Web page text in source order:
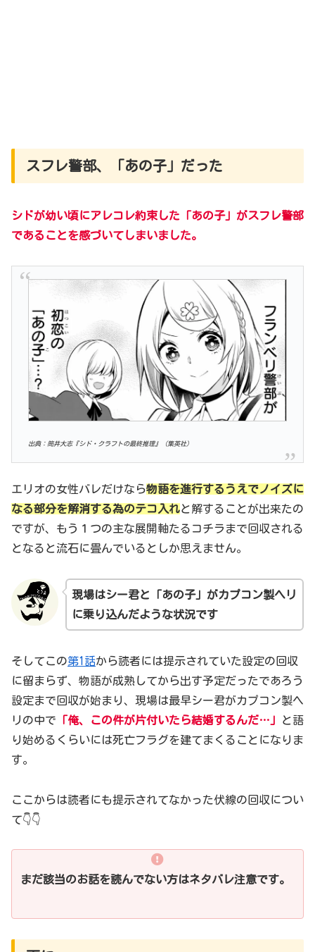
スフレ警部、「あの子」だった
シドが幼い頃にアレコレ約束した「あの子」がスフレ警部
であることを感づいてしまいました。
出典：筒井大志『シド・クラフトの最終推理』（集英社）
エリオの女性バレだけなら物語を進行するうえでノイズに
なる部分を解消する為のテコ入れと解することが出来たの
ですが、もう１つの主な展開軸たるコチラまで回収される
となると流石に畳んでいるとしか思えません。
現場はシー君と「あの子」がカプコン製ヘリ
に乗り込んだような状況です
そしてこの第1話から読者には提示されていた設定の回収
に留まらず、物語が成熟してから出す予定だったであろう
設定まで回収が始まり、現場は最早シー君がカプコン製ヘ
リの中で 「俺、この件が片付いたら結婚するんだ…」
と語
り始めるくらいには死亡フラグを建てまくることになりま
す。
ここからは読者にも提示されてなかった伏線の回収につい
て👇👇
まだ該当のお話を読んでない方はネタバレ注意です。